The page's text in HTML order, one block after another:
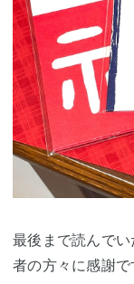
最後まで読んで
者の方々に感謝で